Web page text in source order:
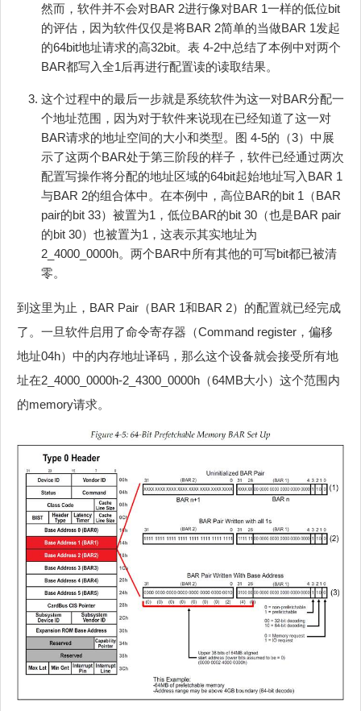
然而，软件并不会对BAR 2进行像对BAR 1一样的低位bit
的评估，因为软件仅仅是将BAR 2简单的当做BAR 1发起
的64bit地址请求的高32bit。表 4‑2中总结了本例中对两个
BAR都写入全1后再进行配置读的读取结果。
这个过程中的最后一步就是系统软件为这一对BAR分配一
个地址范围，因为对于软件来说现在已经知道了这一对
BAR请求的地址空间的大小和类型。图 4‑5的（3）中展
示了这两个BAR处于第三阶段的样子，软件已经通过两次
配置写操作将分配的地址区域的64bit起始地址写入BAR 1
与BAR 2的组合体中。在本例中，高位BAR的bit 1（BAR
pair的bit 33）被置为1，低位BAR的bit 30（也是BAR pair
的bit 30）也被置为1，这表示其实地址为
2_4000_0000h。两个BAR中所有其他的可写bit都已被清
零。
到这里为止，BAR Pair（BAR 1和BAR 2）的配置就已经完成
了。一旦软件启用了命令寄存器（Command register，偏移
地址04h）中的内存地址译码，那么这个设备就会接受所有地
址在2_4000_0000h-2_4300_0000h（64MB大小）这个范围内
的memory请求。